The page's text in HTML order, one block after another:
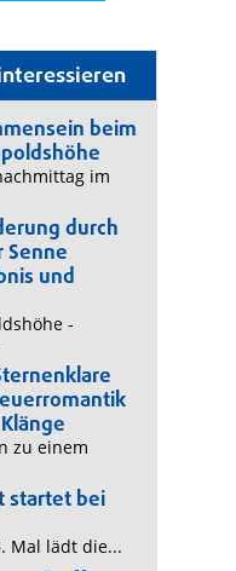
beim
im
durch
Senne
und
-
zu einem
startet bei
Mal lädt die...